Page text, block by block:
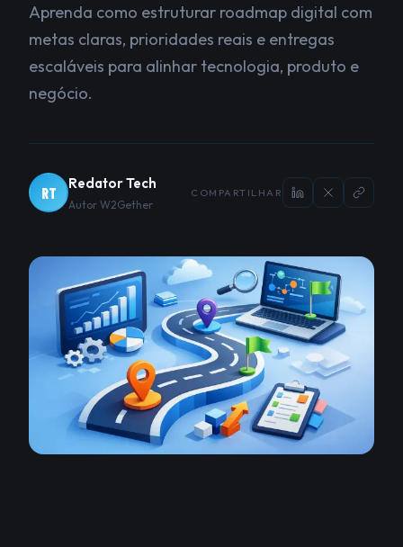
Aprenda como estruturar roadmap digital com
metas claras, prioridades reais e entregas
escaláveis para alinhar tecnologia, produto e
negócio.
RT
Redator Tech
Autor W2Gether
COMPARTILHAR